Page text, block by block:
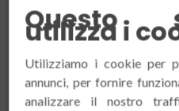
Questo
utilizza i
Utilizziamo i cookie per
annunci, per fornire
analizzare il nostro